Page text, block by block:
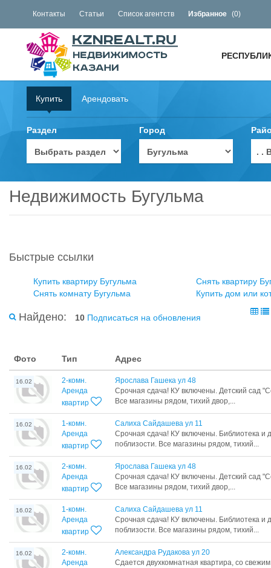
Контакты Статьи Список агентств Избранное (0)
Купить Арендовать
Раздел Город
. .
Недвижимость Бугульма
Быстрые ссылки
Купить квартиру Бугульма
Снять квартиру
Снять комнату Бугульма
Купить дом или
Найдено: 10 Подписаться на обновления
Фото Тип Адрес
16.02
2-комн.
Аренда
квартир
Ярослава Гашека ул 48
Срочная сдача! КУ включены. Детский сад
Все магазины рядом, тихий двор,...
16.02
1-комн.
Аренда
квартир
Салиха Сайдашева ул 11
Срочная сдача! КУ включены. Библиотека и
поблизости. Все магазины рядом, тихий...
16.02
2-комн.
Аренда
квартир
Ярослава Гашека ул 48
Срочная сдача! КУ включены. Детский сад
Все магазины рядом, тихий двор,...
16.02
1-комн.
Аренда
квартир
Салиха Сайдашева ул 11
Срочная сдача! КУ включены. Библиотека и
поблизости. Все магазины рядом, тихий...
16.02
2-комн.
Аренда
Александра Рудакова ул 20
Сдается двухкомнатная квартира, со